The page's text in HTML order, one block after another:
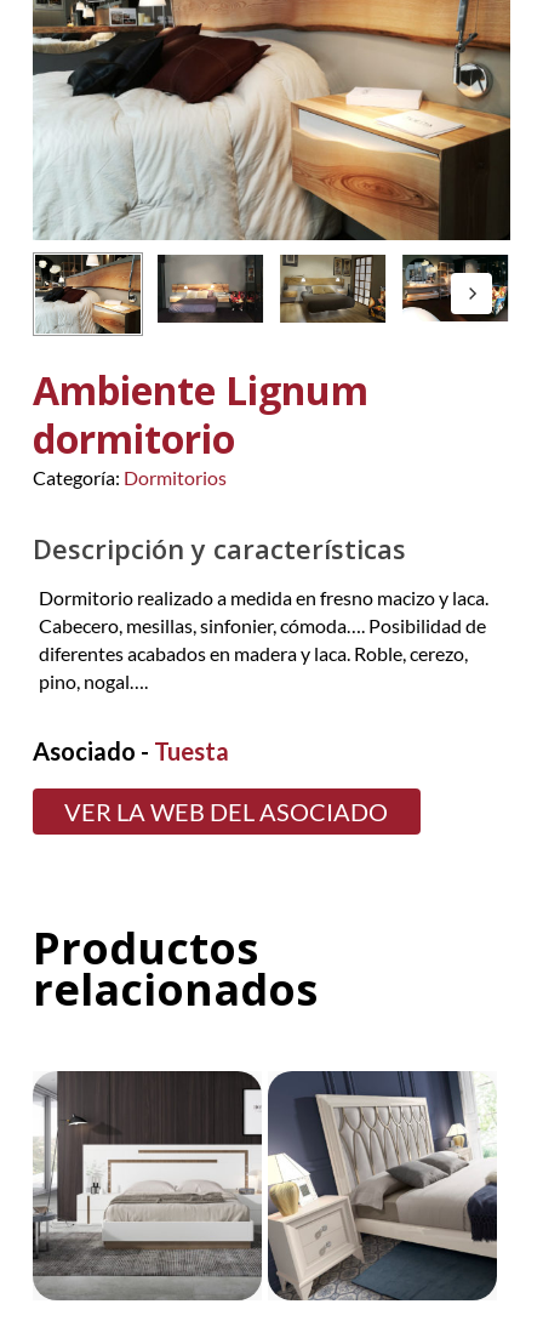
Ambiente Lignum
dormitorio
Categoría: Dormitorios
Descripción y características
Dormitorio realizado a medida en fresno macizo y laca.
Cabecero, mesillas, sinfonier, cómoda…. Posibilidad de
diferentes acabados en madera y laca. Roble, cerezo,
pino, nogal….
Asociado - Tuesta
VER LA WEB DEL ASOCIADO
Productos
relacionados